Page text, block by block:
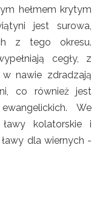
hełmem krytym
jest surowa,
z tego okresu.
cegły, z
nawie zdradzają
co również jest
We
kolatorskie i
dla wiernych -